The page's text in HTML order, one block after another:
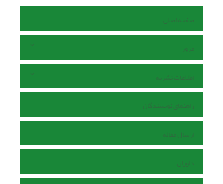
صفحه اصلی
مرور
اطلاعات نشریه
راهنمای نویسندگان
ارسال مقاله
داوران